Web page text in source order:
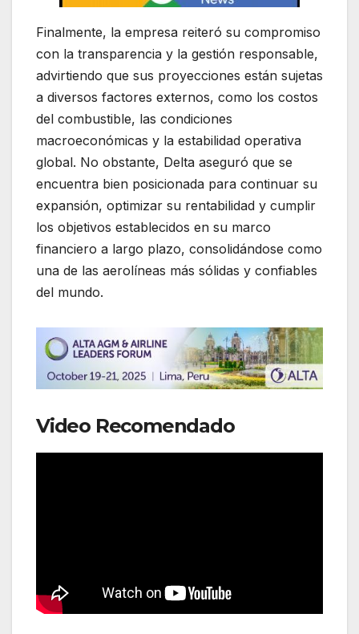
Finalmente, la empresa reiteró su compromiso
con la transparencia y la gestión responsable,
advirtiendo que sus proyecciones están sujetas
a diversos factores externos, como los costos
del combustible, las condiciones
macroeconómicas y la estabilidad operativa
global. No obstante, Delta aseguró que se
encuentra bien posicionada para continuar su
expansión, optimizar su rentabilidad y cumplir
los objetivos establecidos en su marco
financiero a largo plazo, consolidándose como
una de las aerolíneas más sólidas y confiables
del mundo.
Video Recomendado